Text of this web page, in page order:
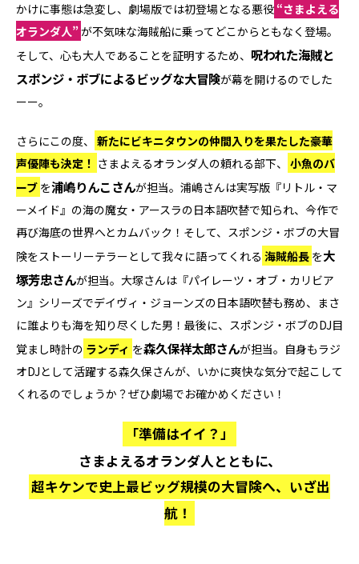
かけに事態は急変し、劇場版では初登場となる悪役 “さまよえる
オランダ人”が不気味な海賊船に乗ってどこからともなく登場。
そして、心も大人であることを証明するため、 呪われた海賊と
スポンジ・ボブによるビッグな大冒険が幕を開けるのでした
ーー。
さらにこの度、
新たにビキニタウンの仲間入りを果たした豪華
声優陣も決定！ さまよえるオランダ人の頼れる部下、
小魚のバ
ーブ を浦嶋りんこさんが担当。浦嶋さんは実写版『リトル・マ
ーメイド』の海の魔女・アースラの日本語吹替で知られ、今作で
再び海底の世界へとカムバック！そして、スポンジ・ボブの大冒
険をストーリーテラーとして我々に語ってくれる 海賊船長 を大
塚芳忠さんが担当。大塚さんは『パイレーツ・オブ・カリビア
ン』シリーズでデイヴィ・ジョーンズの日本語吹替も務め、まさ
に誰よりも海を知り尽くした男！最後に、スポンジ・ボブのDJ目
覚まし時計の ランディ を森久保祥太郎さんが担当。自身もラジ
オDJとして活躍する森久保さんが、いかに爽快な気分で起こして
くれるのでしょうか？ぜひ劇場でお確かめください！
「準備はイイ？」
さまよえるオランダ人とともに、
超キケンで史上最ビッグ規模の大冒険へ、いざ出
航！